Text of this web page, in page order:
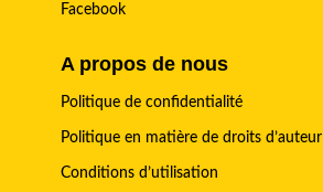
Facebook
A propos de nous
Politique de confidentialité
Politique en matière de droits d’auteur
Conditions d’utilisation